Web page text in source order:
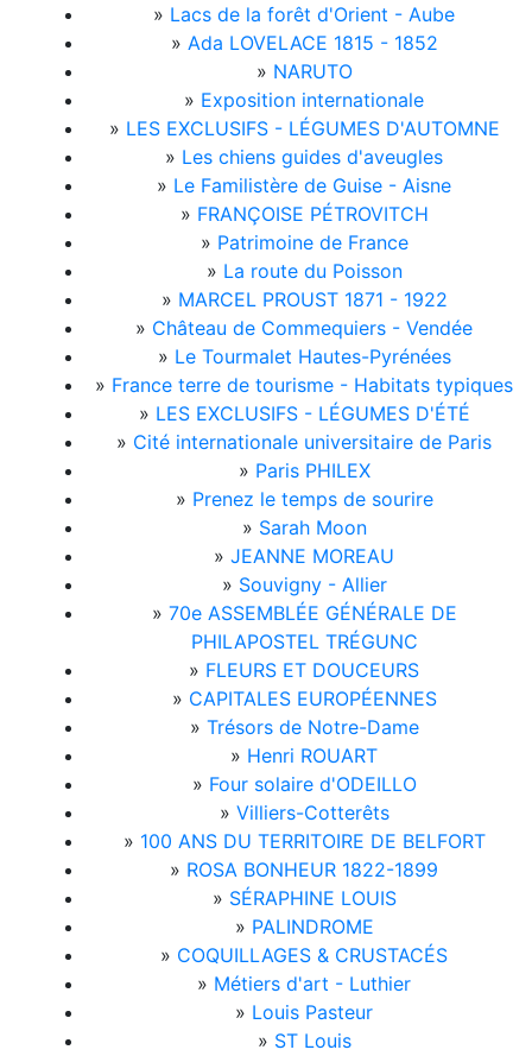
» Lacs de la forêt d'Orient - Aube
» Ada LOVELACE 1815 - 1852
» NARUTO
» Exposition internationale
» LES EXCLUSIFS - LÉGUMES D'AUTOMNE
» Les chiens guides d'aveugles
» Le Familistère de Guise - Aisne
» FRANÇOISE PÉTROVITCH
» Patrimoine de France
» La route du Poisson
» MARCEL PROUST 1871 - 1922
» Château de Commequiers - Vendée
» Le Tourmalet Hautes-Pyrénées
» France terre de tourisme - Habitats typiques
» LES EXCLUSIFS - LÉGUMES D'ÉTÉ
» Cité internationale universitaire de Paris
» Paris PHILEX
» Prenez le temps de sourire
» Sarah Moon
» JEANNE MOREAU
» Souvigny - Allier
» 70e ASSEMBLÉE GÉNÉRALE DE
PHILAPOSTEL TRÉGUNC
» FLEURS ET DOUCEURS
» CAPITALES EUROPÉENNES
» Trésors de Notre-Dame
» Henri ROUART
» Four solaire d'ODEILLO
» Villiers-Cotterêts
» 100 ANS DU TERRITOIRE DE BELFORT
» ROSA BONHEUR 1822-1899
» SÉRAPHINE LOUIS
» PALINDROME
» COQUILLAGES & CRUSTACÉS
» Métiers d'art - Luthier
» Louis Pasteur
» ST Louis